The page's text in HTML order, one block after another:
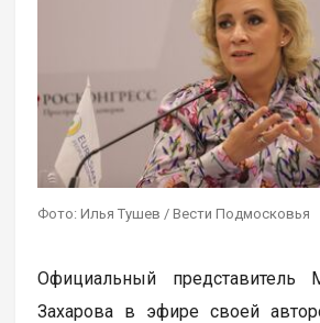
Фото: Илья Тушев / Вести Подмосковья
Официальный
Захарова в эфире своей